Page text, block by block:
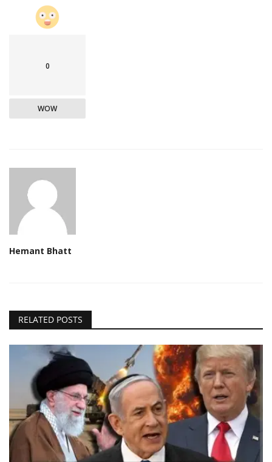
0
WOW
Hemant Bhatt
RELATED POSTS